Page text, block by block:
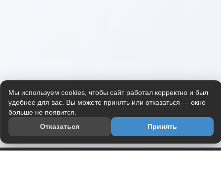
Мы используем cookies, чтобы сайт работал корректно и был
удобнее для вас. Вы можете принять или отказаться — окно
больше не появится.
Отказаться
Принять